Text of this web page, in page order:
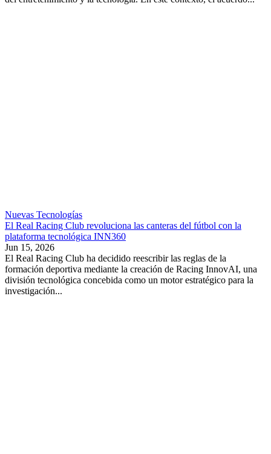
Nuevas Tecnologías
El Real Racing Club revoluciona las canteras del fútbol con la
plataforma tecnológica INN360
Jun 15, 2026
El Real Racing Club ha decidido reescribir las reglas de la
formación deportiva mediante la creación de Racing InnovAI, una
división tecnológica concebida como un motor estratégico para la
investigación...